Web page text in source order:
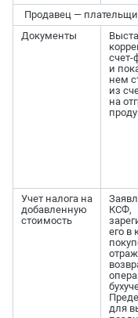
Продавец —
Документы
счет-
и
нем
из
на
Учет налога на
добавленную
стоимость
КСФ,
его в
для